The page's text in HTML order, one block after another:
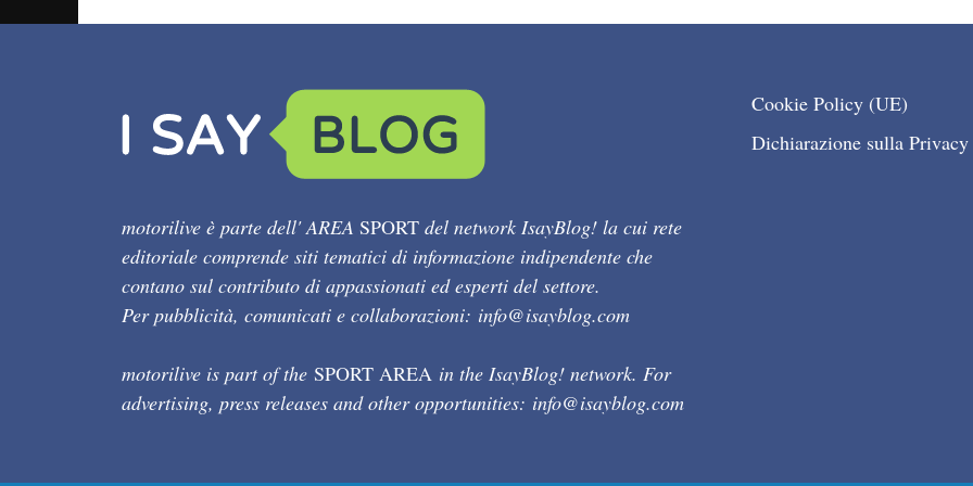
motorilive è parte dell' AREA SPORT del network IsayBlog! la cui rete
editoriale comprende siti tematici di informazione indipendente che
contano sul contributo di appassionati ed esperti del settore.
Per pubblicità, comunicati e collaborazioni: info@isayblog.com
motorilive is part of the SPORT AREA in the IsayBlog! network. For
advertising, press releases and other opportunities: info@isayblog.com
Cookie Policy (UE)
Dichiarazione sulla